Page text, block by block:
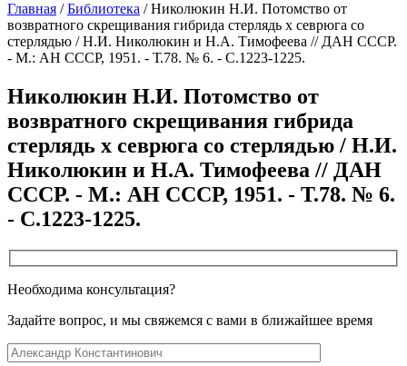
Главная /Библиотека /Николюкин Н.И. Потомство от
возвратного скрещивания гибрида стерлядь х севрюга со
стерлядью / Н.И. Николюкин и Н.А. Тимофеева // ДАН СССР.
- М.: АН СССР, 1951. - Т.78. № 6. - С.1223-1225.
Николюкин Н.И. Потомство от
возвратного скрещивания гибрида
стерлядь х севрюга со стерлядью / Н.И.
Николюкин и Н.А. Тимофеева // ДАН
СССР. - М.: АН СССР, 1951. - Т.78. № 6.
- С.1223-1225.
Необходима консультация?
Задайте вопрос, и мы свяжемся с вами в ближайшее время